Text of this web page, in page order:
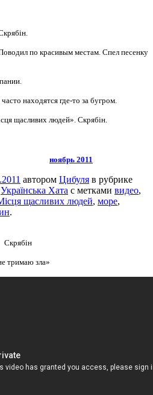
по красивым местам. Спел песенку
часто находятся где-то за бугром.
щасливих людей». Скрябін.
ноябрь 2011
автором Цибуля в рубрике
Українська Хата с метками видео,
щасливих людей, море,
.
Скрябін
тримаю зла»